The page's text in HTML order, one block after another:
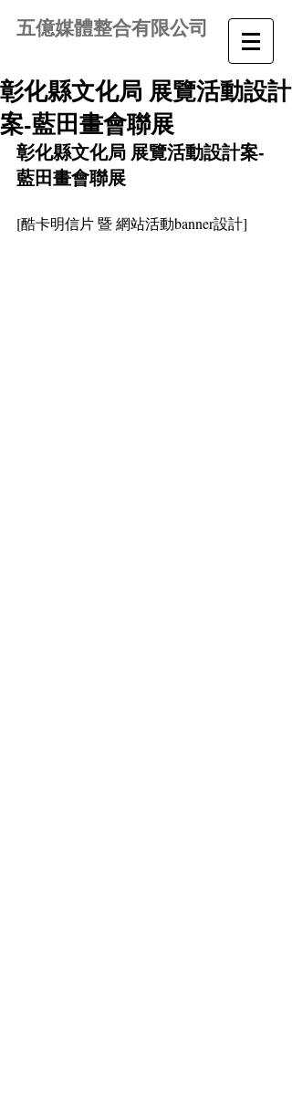
五億媒體整合有限公司
彰化縣文化局 展覽活動設計
案-藍田畫會聯展
彰化縣文化局 展覽活動設計案-
藍田畫會聯展
[酷卡明信片 暨 網站活動banner設計]